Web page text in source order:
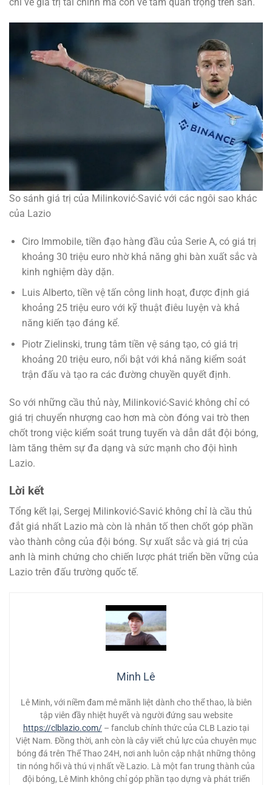
So sánh giá trị của Milinković-Savić với các ngôi sao khác
của Lazio
Ciro Immobile, tiền đạo hàng đầu của Serie A, có giá trị
khoảng 30 triệu euro nhờ khả năng ghi bàn xuất sắc và
kinh nghiệm dày dặn.
Luis Alberto, tiền vệ tấn công linh hoạt, được định giá
khoảng 25 triệu euro với kỹ thuật điêu luyện và khả
năng kiến tạo đáng kể.
Piotr Zielinski, trung tâm tiền vệ sáng tạo, có giá trị
khoảng 20 triệu euro, nổi bật với khả năng kiểm soát
trận đấu và tạo ra các đường chuyền quyết định.
So với những cầu thủ này, Milinković-Savić không chỉ có
giá trị chuyển nhượng cao hơn mà còn đóng vai trò then
chốt trong việc kiểm soát trung tuyến và dẫn dắt đội bóng,
làm tăng thêm sự đa dạng và sức mạnh cho đội hình
Lazio.
Lời kết
Tổng kết lại, Sergej Milinković-Savić không chỉ là cầu thủ
đắt giá nhất Lazio mà còn là nhân tố then chốt góp phần
vào thành công của đội bóng. Sự xuất sắc và giá trị của
anh là minh chứng cho chiến lược phát triển bền vững của
Lazio trên đấu trường quốc tế.
Minh Lê
Lê Minh, với niềm đam mê mãnh liệt dành cho thể thao, là biên
tập viên đầy nhiệt huyết và người đứng sau website
https://clblazio.com/ – fanclub chính thức của CLB Lazio tại
Việt Nam. Đồng thời, anh còn là cây viết chủ lực của chuyên mục
bóng đá trên Thể Thao 24H, nơi anh luôn cập nhật những thông
tin nóng hổi và thú vị nhất về Lazio. Là một fan trung thành của
đội bóng, Lê Minh không chỉ góp phần tạo dựng và phát triển